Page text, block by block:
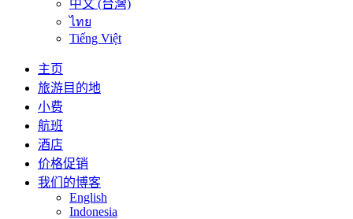
中文 (台灣)
ไทย
Tiếng Việt
主页
旅游目的地
小费
航班
酒店
价格促销
我们的博客
English
Indonesia